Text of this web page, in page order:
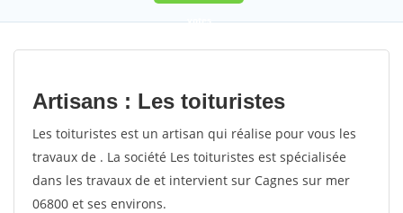
votes
Artisans : Les toituristes
Les toituristes est un artisan qui réalise pour vous les
travaux de . La société Les toituristes est spécialisée
dans les travaux de et intervient sur Cagnes sur mer
06800 et ses environs.